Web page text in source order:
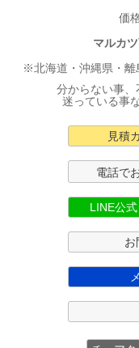
価
マルカ
※北海道・沖縄県・離
分からない事、
迷っている事
見積
電話で
LINE公
お